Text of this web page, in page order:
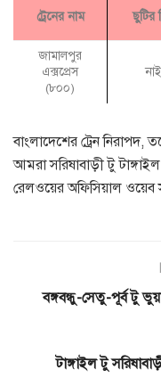
ট্রেনের নাম ছুটির
জামালপুর
এক্সপ্রেস
(৮০০)
নাই
বাংলাদেশের ট্রেন
আমরা সরিষাবাড়ী টু
রেলওয়ের অফিসিয়াল ওয়েব
বঙ্গবন্ধু-সেতু-পূর্ব টু
টাঙ্গাইল টু